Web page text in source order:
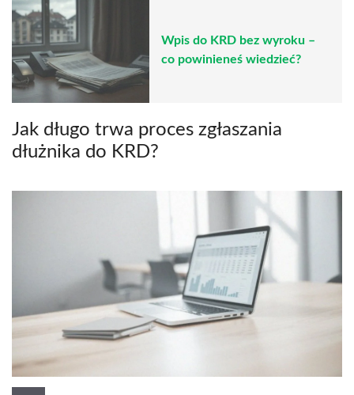
Wpis do KRD bez wyroku –
co powinieneś wiedzieć?
Jak długo trwa proces zgłaszania
dłużnika do KRD?